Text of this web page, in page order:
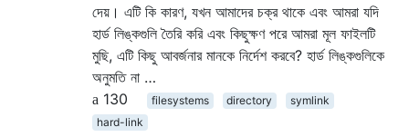
দেয়। এটি কি কারণ, যখন আমাদের চক্র থাকে এবং আমরা যদি
হার্ড লিঙ্কগুলি তৈরি করি এবং কিছুক্ষণ পরে আমরা মূল ফাইলটি
মুছি, এটি কিছু আবর্জনার মানকে নির্দেশ করবে? হার্ড লিঙ্কগুলিকে
অনুমতি না …
130
filesystems directory
symlink
hard-link